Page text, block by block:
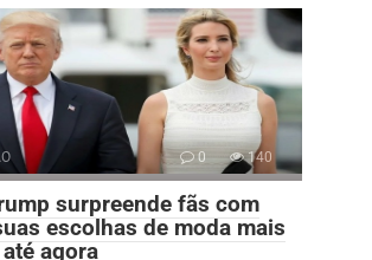
0 140
surpreende fãs com
escolhas de moda mais
agora